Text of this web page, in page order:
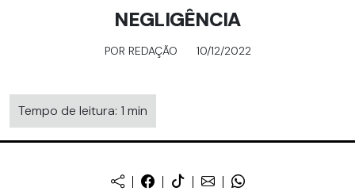
NEGLIGÊNCIA
POR REDAÇÃO 10/12/2022
Tempo de leitura: 1 min